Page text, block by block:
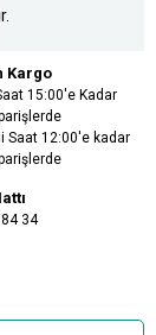
Kargo
15:00'e Kadar
Saat 12:00'e kadar
34